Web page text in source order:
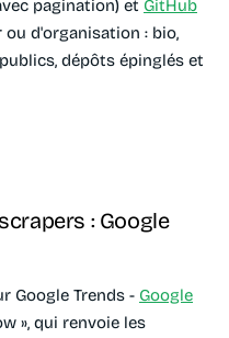
pagination) et GitHub
d'organisation : bio,
dépôts épinglés et
: Google
Google Trends - Google
», qui renvoie les